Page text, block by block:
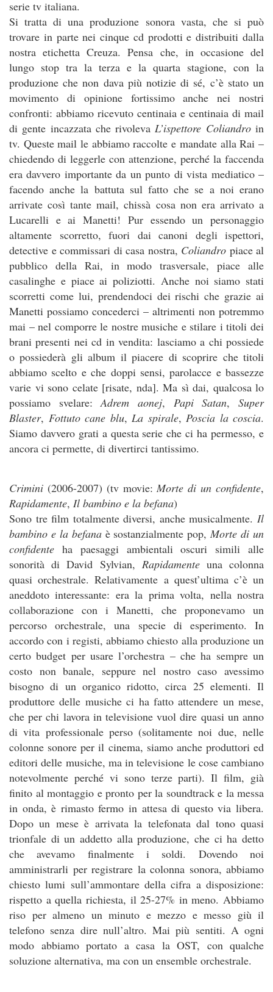
serie tv italiana.
Si tratta di una produzione sonora vasta, che si può
trovare in parte nei cinque cd prodotti e distribuiti dalla
nostra etichetta Creuza. Pensa che, in occasione del
lungo stop tra la terza e la quarta stagione, con la
produzione che non dava più notizie di sé, c’è stato un
movimento di opinione fortissimo anche nei nostri
confronti: abbiamo ricevuto centinaia e centinaia di mail
di gente incazzata che rivolevaL’ispettore Coliandroin
tv. Queste mail le abbiamo raccolte e mandate alla Rai –
chiedendo di leggerle con attenzione, perché la faccenda
era davvero importante da un punto di vista mediatico –
facendo anche la battuta sul fatto che se a noi erano
arrivate così tante mail, chissà cosa non era arrivato a
Lucarelli e ai Manetti! Pur essendo un personaggio
altamente scorretto, fuori dai canoni degli ispettori,
detective e commissari di casa nostra, Coliandro piace al
pubblico della Rai, in modo trasversale, piace alle
casalinghe e piace ai poliziotti. Anche noi siamo stati
scorretti come lui, prendendoci dei rischi che grazie ai
Manetti possiamo concederci – altrimenti non potremmo
mai – nel comporre le nostre musiche e stilare i titoli dei
brani presenti nei cd in vendita: lasciamo a chi possiede
o possiederà gli album il piacere di scoprire che titoli
abbiamo scelto e che doppi sensi, parolacce e bassezze
varie vi sono celate [risate, nda]. Ma sì dai, qualcosa lo
possiamo svelare:Adrem aonej, Papi Satan,Super
Blaster, Fottuto cane blu, La spirale, Poscia la coscia.
Siamo davvero grati a questa serie che ci ha permesso, e
ancora ci permette, di divertirci tantissimo.
Crimini (2006-2007) (tv movie:Morte di un confidente,
Rapidamente, Il bambino e la befana)
Sono tre film totalmente diversi, anche musicalmente. Il
bambino e la befanaè sostanzialmente pop,Morte di un
confidente ha paesaggi ambientali oscuri simili alle
sonorità di David Sylvian, Rapidamenteuna colonna
quasi orchestrale. Relativamente a quest’ultima c’è un
aneddoto interessante: era la prima volta, nella nostra
collaborazione con i Manetti, che proponevamo un
percorso orchestrale, una specie di esperimento. In
accordo con i registi, abbiamo chiesto alla produzione un
certo budget per usare l’orchestra – che ha sempre un
costo non banale, seppure nel nostro caso avessimo
bisogno di un organico ridotto, circa 25 elementi. Il
produttore delle musiche ci ha fatto attendere un mese,
che per chi lavora in televisione vuol dire quasi un anno
di vita professionale perso (solitamente noi due, nelle
colonne sonore per il cinema, siamo anche produttori ed
editori delle musiche, ma in televisione le cose cambiano
notevolmente perché vi sono terze parti). Il film, già
finito al montaggio e pronto per la soundtrack e la messa
in onda, è rimasto fermo in attesa di questo via libera.
Dopo un mese è arrivata la telefonata dal tono quasi
trionfale di un addetto alla produzione, che ci ha detto
che avevamo finalmente i soldi. Dovendo noi
amministrarli per registrare la colonna sonora, abbiamo
chiesto lumi sull’ammontare della cifra a disposizione:
rispetto a quella richiesta, il 25-27% in meno. Abbiamo
riso per almeno un minuto e mezzo e messo giù il
telefono senza dire null’altro. Mai più sentiti. A ogni
modo abbiamo portato a casa la OST, con qualche
soluzione alternativa, ma con un ensemble orchestrale.